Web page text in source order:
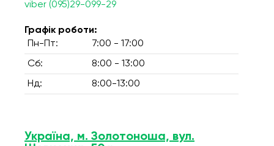
viber (095)29-099-29
Графік роботи:
Пн-Пт:
7:00 - 17:00
Сб: 8:00 - 13:00
Нд: 8:00-13:00
Україна, м. Золотоноша, вул.